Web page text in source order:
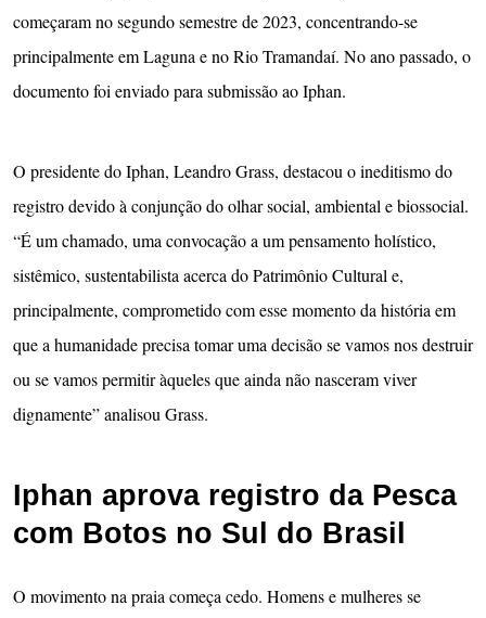
começaram no segundo semestre de 2023, concentrando-se
principalmente em Laguna e no Rio Tramandaí. No ano passado, o
documento foi enviado para submissão ao Iphan.
O presidente do Iphan, Leandro Grass, destacou o ineditismo do
registro devido à conjunção do olhar social, ambiental e biossocial.
“É um chamado, uma convocação a um pensamento holístico,
sistêmico, sustentabilista acerca do Patrimônio Cultural e,
principalmente, comprometido com esse momento da história em
que a humanidade precisa tomar uma decisão se vamos nos destruir
ou se vamos permitir àqueles que ainda não nasceram viver
dignamente” analisou Grass.
Iphan aprova registro da Pesca
com Botos no Sul do Brasil
O movimento na praia começa cedo. Homens e mulheres se